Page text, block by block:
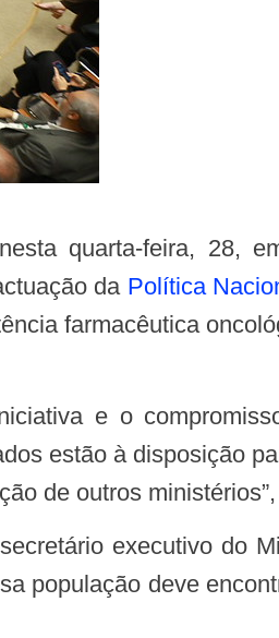
da Política
farmacêutica
estão à disposição
de outros
população deve